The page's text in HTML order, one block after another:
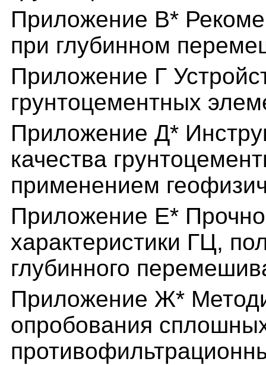
Приложение В*
при глубинном
Приложение Г
грунтоцементных
Приложение Д*
качества
применением
Приложение Е*
характеристики ГЦ,
глубинного
Приложение Ж*
опробования